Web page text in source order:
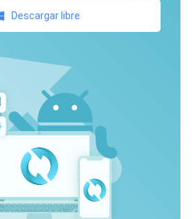
Descargar libre